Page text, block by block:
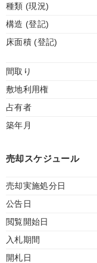
種類 (現況)
構造 (登記)
床面積 (登記)
間取り
敷地利用権
占有者
築年月
売却スケジュール
売却実施処分日
公告日
閲覧開始日
入札期間
開札日